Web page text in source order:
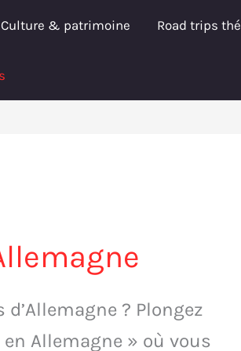
Culture & patrimoine Road trips
? Plongez
Allemagne » où vous